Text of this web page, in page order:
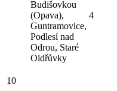
Budišovkou
(Opava),
Guntramovice,
Podlesí nad
Odrou, Staré
Oldřůvky
4
10